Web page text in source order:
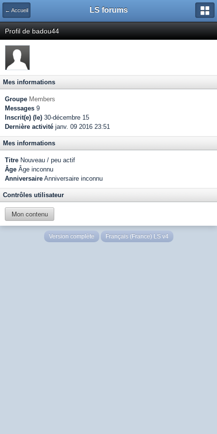
← Accueil LS forums
Profil de badou44
Mes informations
Groupe Members
Messages 9
Inscrit(e) (le) 30-décembre 15
Dernière activité janv. 09 2016 23:51
Mes informations
Titre Nouveau / peu actif
Âge Âge inconnu
Anniversaire Anniversaire inconnu
Contrôles utilisateur
Mon contenu
Version complète Français (France) LS v4